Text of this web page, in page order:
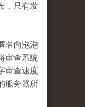
，只有发
名向泡泡
审查系统
审查速度
服务器所